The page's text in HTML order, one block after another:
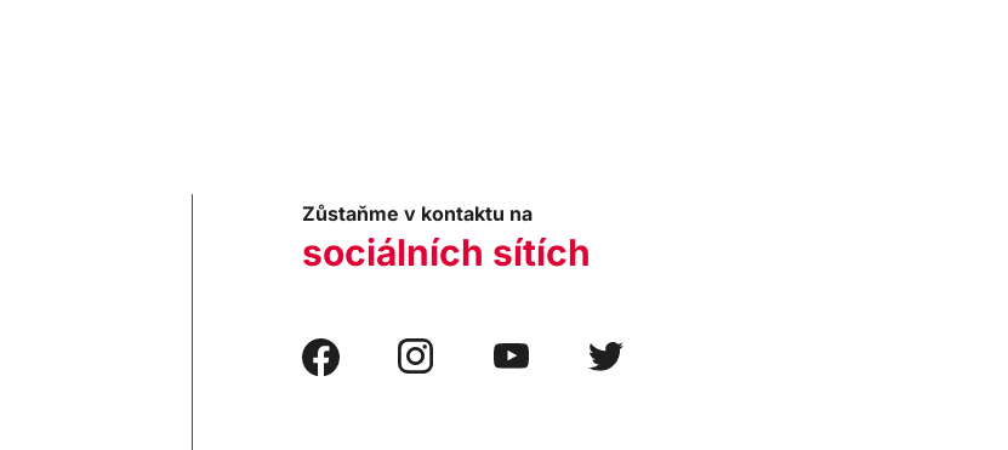
Zůstaňme v kontaktu na
sociálních sítích